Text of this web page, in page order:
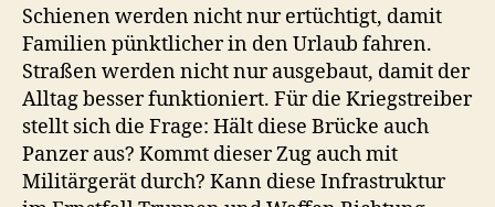
Schienen werden nicht nur ertüchtigt, damit
Familien pünktlicher in den Urlaub fahren.
Straßen werden nicht nur ausgebaut, damit der
Alltag besser funktioniert. Für die Kriegstreiber
stellt sich die Frage: Hält diese Brücke auch
Panzer aus? Kommt dieser Zug auch mit
Militärgerät durch? Kann diese Infrastruktur